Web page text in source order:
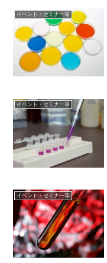
イベント・セミナー等
イベント・セミナー等
イベント・セミナー等